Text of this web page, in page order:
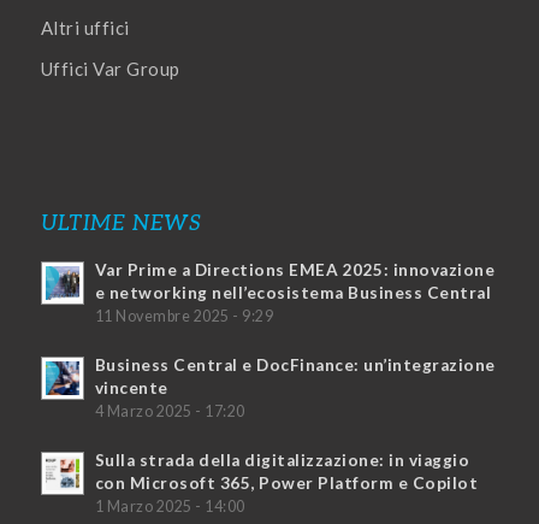
Altri uffici
Uffici Var Group
ULTIME NEWS
Var Prime a Directions EMEA 2025: innovazione
e networking nell’ecosistema Business Central
11 Novembre 2025 - 9:29
Business Central e DocFinance: un’integrazione
vincente
4 Marzo 2025 - 17:20
Sulla strada della digitalizzazione: in viaggio
con Microsoft 365, Power Platform e Copilot
1 Marzo 2025 - 14:00